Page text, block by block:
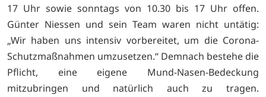
17 Uhr sowie sonntags von 10.30 bis 17 Uhr offen.
Günter Niessen und sein Team waren nicht untätig:
„Wir haben uns intensiv vorbereitet, um die Corona-
Schutzmaßnahmen umzusetzen.“ Demnach bestehe die
Pflicht, eine eigene Mund-Nasen-Bedeckung
mitzubringen und natürlich auch zu tragen.